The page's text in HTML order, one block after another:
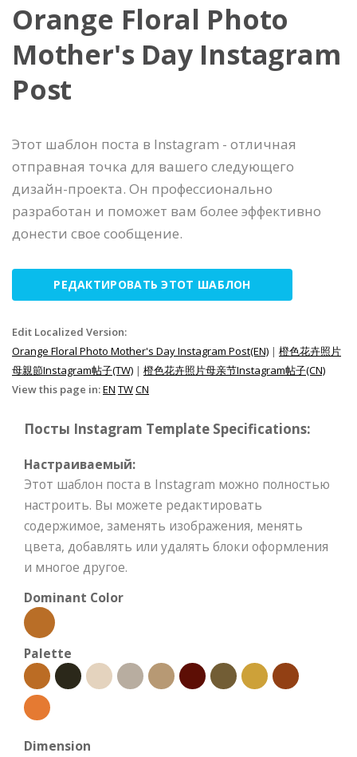
Orange Floral Photo
Mother's Day Instagram
Post
Этот шаблон поста в Instagram - отличная
отправная точка для вашего следующего
дизайн-проекта. Он профессионально
разработан и поможет вам более эффективно
донести свое сообщение.
РЕДАКТИРОВАТЬ ЭТОТ ШАБЛОН
Edit Localized Version:
Orange Floral Photo Mother's Day Instagram Post(EN) | 橙色花卉照片
母親節Instagram帖子(TW) | 橙色花卉照片母亲节Instagram帖子(CN)
View this page in:EN TWCN
Посты Instagram Template Specifications:
Настраиваемый:
Этот шаблон поста в Instagram можно полностью
настроить. Вы можете редактировать
содержимое, заменять изображения, менять
цвета, добавлять или удалять блоки оформления
и многое другое.
Dominant Color
Palette
Dimension